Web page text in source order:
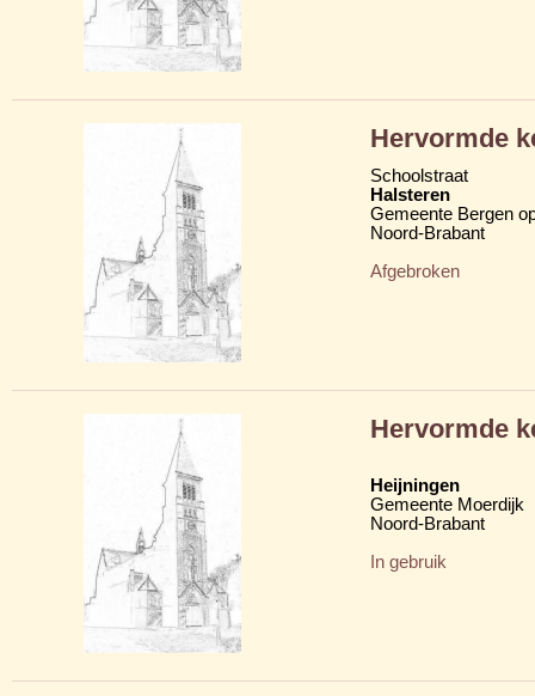
Hervormde
Schoolstraat
Halsteren
Gemeente Bergen
Noord-Brabant
Afgebroken
Hervormde
Heijningen
Gemeente Moerdijk
Noord-Brabant
In gebruik